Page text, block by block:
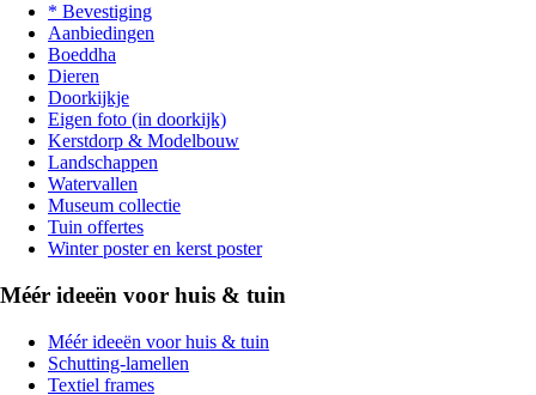
* Bevestiging
Aanbiedingen
Boeddha
Dieren
Doorkijkje
Eigen foto (in doorkijk)
Kerstdorp & Modelbouw
Landschappen
Watervallen
Museum collectie
Tuin offertes
Winter poster en kerst poster
Méér ideeën voor huis & tuin
Méér ideeën voor huis & tuin
Schutting-lamellen
Textiel frames